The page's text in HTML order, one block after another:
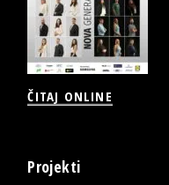
ČITAJ ONLINE
Projekti